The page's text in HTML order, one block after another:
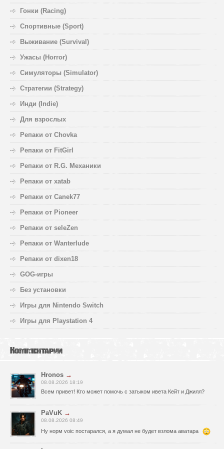
Гонки (Racing)
Спортивные (Sport)
Выживание (Survival)
Ужасы (Horror)
Симуляторы (Simulator)
Стратегии (Strategy)
Инди (Indie)
Для взрослых
Репаки от Chovka
Репаки от FitGirl
Репаки от R.G. Механики
Репаки от xatab
Репаки от Canek77
Репаки от Pioneer
Репаки от seleZen
Репаки от Wanterlude
Репаки от dixen18
GOG-игры
Без установки
Игры для Nintendo Switch
Игры для Playstation 4
Комментарии
Hronos →
08.08.2026 18:19
Всем привет! Кто может помочь с затыком ивета Кейт и Джилл?
PaVuK →
08.08.2026 08:49
Ну норм voic постарался, а я думал не будет взлома аватара